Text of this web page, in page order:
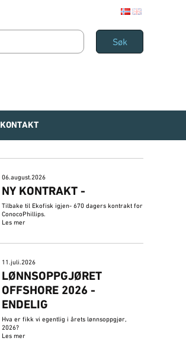
KONTAKT
06.august.2026
NY KONTRAKT -
Tilbake til Ekofisk igjen- 670 dagers kontrakt for
ConocoPhillips.
Les mer
11.juli.2026
LØNNSOPPGJØRET
OFFSHORE 2026 -
ENDELIG
Hva er fikk vi egentlig i årets lønnsoppgjør,
2026?
Les mer